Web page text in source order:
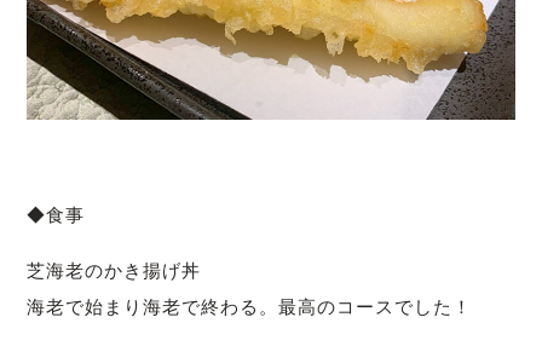
◆食事
芝海老のかき揚げ丼
海老で始まり海老で終わる。最高のコースでした！